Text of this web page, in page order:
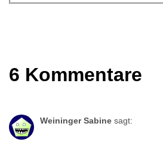
6 Kommentare
Weininger Sabine sagt: